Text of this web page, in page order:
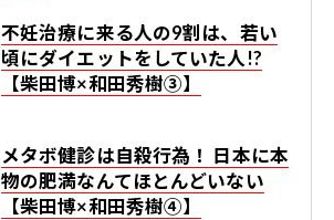
不妊治療に来る人の9割は、若い
頃にダイエットをしていた人!?
【柴田博×和田秀樹③】
メタボ健診は自殺行為！ 日本に本
物の肥満なんてほとんどいない
【柴田博×和田秀樹④】